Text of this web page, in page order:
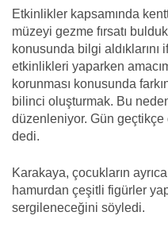
Etkinlikler kapsamında
müzeyi gezme fırsatı
konusunda bilgi
etkinlikleri yaparken
korunması konusunda
bilinci oluşturmak. Bu
düzenleniyor. Gün geçtikçe
dedi.
Karakaya, çocukların
hamurdan çeşitli figürler
sergileneceğini söyledi.